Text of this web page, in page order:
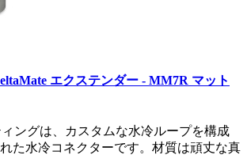
エクステンダー - MM7R マット
ィングは、カスタムな水冷ループを構成
た水冷コネクターです。材質は頑丈な真